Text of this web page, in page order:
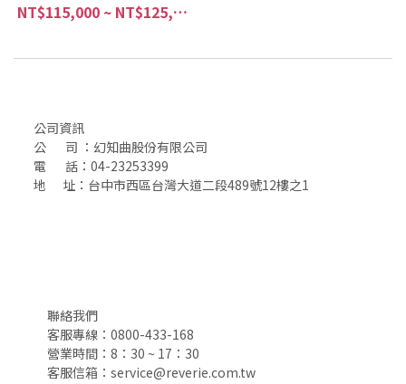
NT$115,000 ~ NT$125,000
公司資訊
公 司 ：幻知曲股份有限公司
電 話：04-23253399
地 址：台中市西區台灣大道二段489號12樓之1
聯絡我們
客服專線：0800-433-168
營業時間：8：30 ~ 17：30
客服信箱：service@reverie.com.tw